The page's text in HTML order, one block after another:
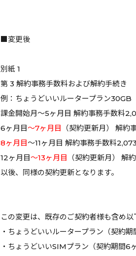
■変更後
別紙 1
第 3 解約事務手数料および解約手続き
例：ちょうどいいルータープラン30GB
課金開始月～5ヶ月目 解約事務手数料
6ヶ月目～7ヶ月目
（契約更新月） 解約
8ヶ月目～11ヶ月目 解約事務手数料
12ヶ月目～13ヶ月目
（契約更新月） 解
以後、同様の契約更新となります。
この変更は、既存のご契約者様も含め
・ちょうどいいルータープラン（契約期
・ちょうどいいSIMプラン（契約期間6ヶ